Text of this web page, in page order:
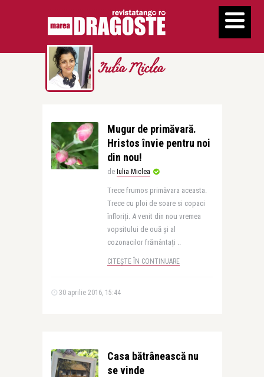
Iulia Miclea
Mugur de primăvară.
Hristos învie pentru noi
din nou!
de Iulia Miclea
Trece frumos primăvara aceasta.
Trece cu ploi de soare si copaci
înfloriți. A venit din nou vremea
vopsitului de ouă și al
cozonacilor frământați ..
CITEȘTE ÎN CONTINUARE
30 aprilie 2016, 15:44
Casa bătrânească nu
se vinde